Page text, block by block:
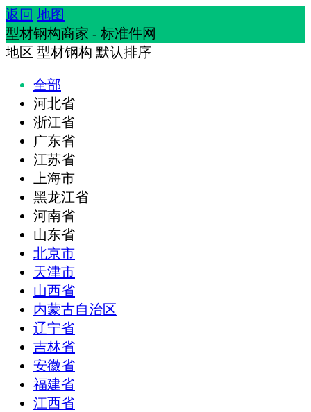
返回 地图
型材钢构商家 - 标准件网
地区 型材钢构 默认排序
全部
河北省
浙江省
广东省
江苏省
上海市
黑龙江省
河南省
山东省
北京市
天津市
山西省
内蒙古自治区
辽宁省
吉林省
安徽省
福建省
江西省